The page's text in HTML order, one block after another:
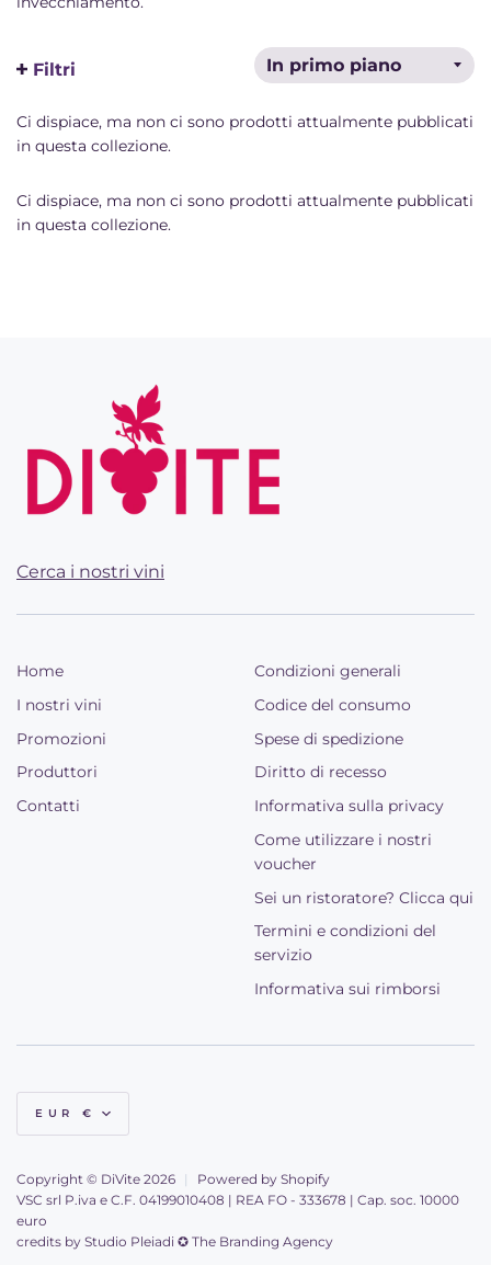
Filtri
Ci dispiace, ma non ci sono prodotti attualmente pubblicati
in questa collezione.
Ci dispiace, ma non ci sono prodotti attualmente pubblicati
in questa collezione.
Cerca i nostri vini
Home
I nostri vini
Promozioni
Produttori
Contatti
Condizioni generali
Codice del consumo
Spese di spedizione
Diritto di recesso
Informativa sulla privacy
Come utilizzare i nostri
voucher
Sei un ristoratore? Clicca qui
Termini e condizioni del
servizio
Informativa sui rimborsi
Valuta
EUR €
Copyright © DiVite 2026 |
Powered by Shopify
VSC srl P.iva e C.F. 04199010408 | REA FO - 333678 | Cap. soc. 10000
euro
credits by Studio Pleiadi ✪ The Branding Agency